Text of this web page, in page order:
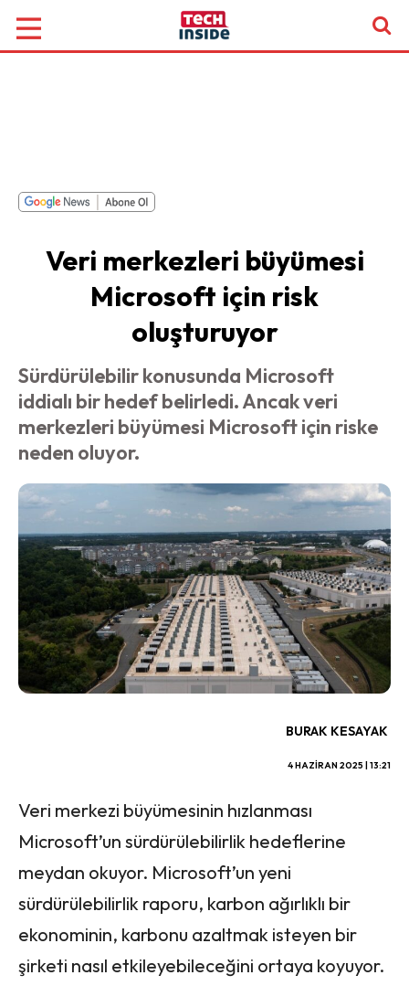
Veri merkezleri büyümesi
Microsoft için risk
oluşturuyor
Sürdürülebilir konusunda Microsoft
iddialı bir hedef belirledi. Ancak veri
merkezleri büyümesi Microsoft için riske
neden oluyor.
BURAK KESAYAK
4 HAZIRAN 2025 | 13:21
Veri merkezi büyümesinin hızlanması
Microsoft’un sürdürülebilirlik hedeflerine
meydan okuyor. Microsoft’un yeni
sürdürülebilirlik raporu, karbon ağırlıklı bir
ekonominin, karbonu azaltmak isteyen bir
şirketi nasıl etkileyebileceğini ortaya koyuyor.